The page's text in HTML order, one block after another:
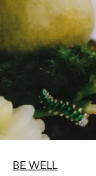
BE WELL